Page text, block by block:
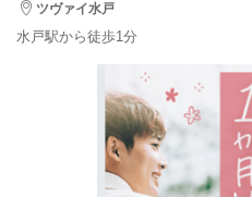
ツヴァイ水戸
水戸駅から徒歩1分